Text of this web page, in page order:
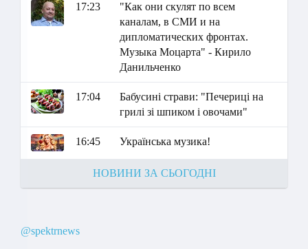
17:23
"Как они скулят по всем
каналам, в СМИ и на
дипломатических фронтах.
Музыка Моцарта" - Кирило
Данильченко
17:04
Бабусині страви: "Печериці на
грилі зі шпиком і овочами"
16:45 Українська музика!
НОВИНИ ЗА СЬОГОДНІ
@spektrnews